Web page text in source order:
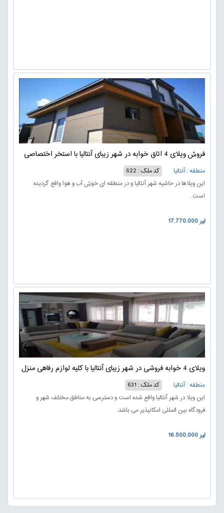
فروش ویلای 4 اتاق خوابه در شهر زیبای آنتالیا با استخر اختصاصی
منطقه : آنتالیا
کد ملک : 622
این ویلاها در حاشیه شهر آنتالیا و در منطقه ای خوش آب و هوا واقع گردیده
است.
17.770.000 لیر
ویلای 4 خوابه فروشی در شهر زیبای آنتالیا با کلیه لوازم رفاهی منزل
منطقه : آنتالیا
کد ملک : 631
این ویلا در شهر آنتالیا واقع شده است و دسترسی به مناطق مختلف شهر و
فرودگاه بین المللی امکانپذیر می باشد.
16.500.000 لیر